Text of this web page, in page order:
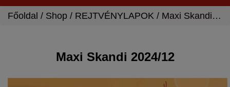
Főoldal / Shop / REJTVÉNYLAPOK / Maxi Skandi 2024/12
Maxi Skandi 2024/12